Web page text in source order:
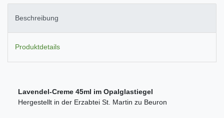
Beschreibung
Produktdetails
Lavendel-Creme 45ml im Opalglastiegel
Hergestellt in der Erzabtei St. Martin zu Beuron